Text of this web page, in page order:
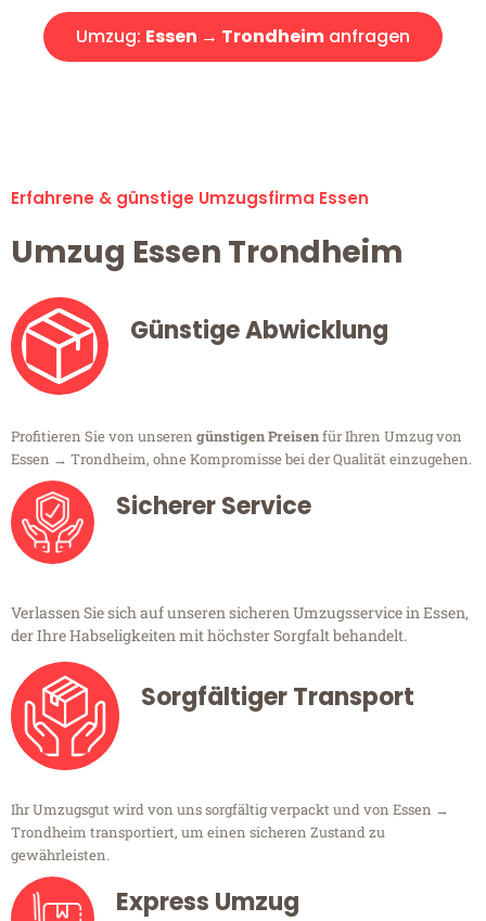
Umzug: Essen → Trondheim anfragen
Erfahrene & günstige Umzugsfirma Essen
Umzug Essen Trondheim
Günstige Abwicklung
Profitieren Sie von unseren günstigen Preisenfür Ihren Umzug von
Essen → Trondheim, ohne Kompromisse bei der Qualität einzugehen.
Sicherer Service
Verlassen Sie sich auf unseren sicheren Umzugsservice in Essen,
der Ihre Habseligkeiten mit höchster Sorgfalt behandelt.
Sorgfältiger Transport
Ihr Umzugsgut wird von uns sorgfältig verpackt und von Essen →
Trondheim transportiert, um einen sicheren Zustand zu
gewährleisten.
Express Umzug